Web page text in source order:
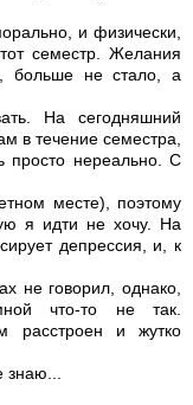
и физически,
семестр. Желания
больше не стало, а
На сегодняшний
в течение семестра,
просто нереально. С
месте), поэтому
я идти не хочу. На
депрессия, и, к
не говорил, однако,
что-то не так.
расстроен и жутко